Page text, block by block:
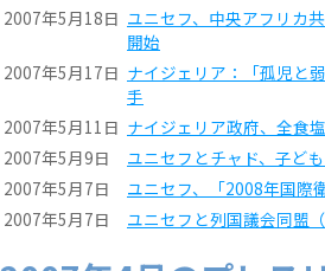
2007年5月18日 ユニセフ、中央アフリカ
開始
2007年5月17日 ナイジェリア：「孤児と
手
2007年5月11日 ナイジェリア政府、全食
2007年5月9日
ユニセフとチャド、子ど
2007年5月7日
ユニセフ、「2008年国際
2007年5月7日
ユニセフと列国議会同盟